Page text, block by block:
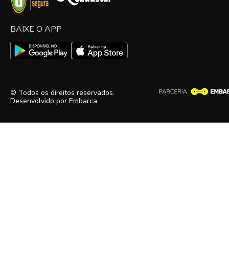
BAIXE O APP
© Todos os direitos reservados.
Desenvolvido por Embarca